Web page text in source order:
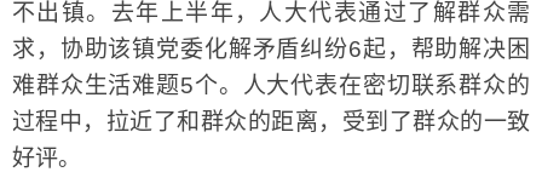
不出镇。去年上半年，人大代表通过了解群众需
求，协助该镇党委化解矛盾纠纷6起，帮助解决困
难群众生活难题5个。人大代表在密切联系群众的
过程中，拉近了和群众的距离，受到了群众的一致
好评。